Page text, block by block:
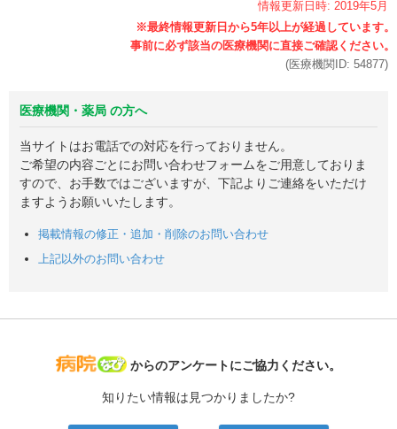
情報更新日時: 2019年5月
(医療機関ID: 54877)
医療機関・薬局 の方へ
当サイトはお電話での対応を行っておりません。
ご希望の内容ごとにお問い合わせフォームをご用意しておりま
すので、お手数ではございますが、下記よりご連絡をいただけ
ますようお願いいたします。
掲載情報の修正・追加・削除のお問い合わせ
上記以外のお問い合わせ
病院なび
からのアンケートにご協力ください。
知りたい情報は見つかりましたか?